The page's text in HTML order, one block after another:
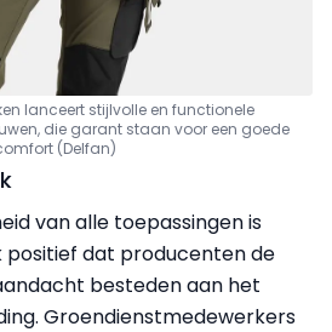
lanceert stijlvolle en functionele
die garant staan voor een goede
(Delfan)
van alle toepassingen is
positief dat producenten de
besteden aan het
Groendienstmedewerkers